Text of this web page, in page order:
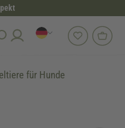
für Hunde